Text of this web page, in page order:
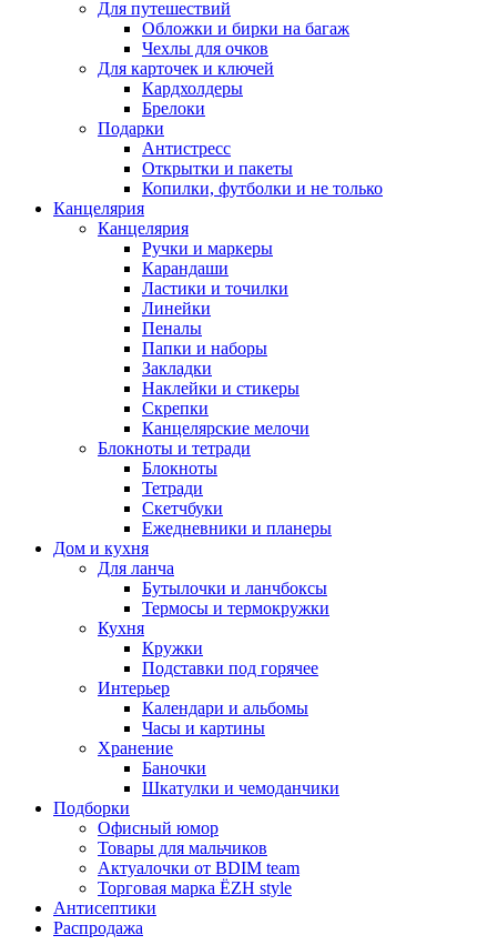
Для путешествий
Обложки и бирки на багаж
Чехлы для очков
Для карточек и ключей
Кардхолдеры
Брелоки
Подарки
Антистресс
Открытки и пакеты
Копилки, футболки и не только
Канцелярия
Канцелярия
Ручки и маркеры
Карандаши
Ластики и точилки
Линейки
Пеналы
Папки и наборы
Закладки
Наклейки и стикеры
Скрепки
Канцелярские мелочи
Блокноты и тетради
Блокноты
Тетради
Скетчбуки
Ежедневники и планеры
Дом и кухня
Для ланча
Бутылочки и ланчбоксы
Термосы и термокружки
Кухня
Кружки
Подставки под горячее
Интерьер
Календари и альбомы
Часы и картины
Хранение
Баночки
Шкатулки и чемоданчики
Подборки
Офисный юмор
Товары для мальчиков
Актуалочки от BDIM team
Торговая марка ЁZH style
Антисептики
Распродажа